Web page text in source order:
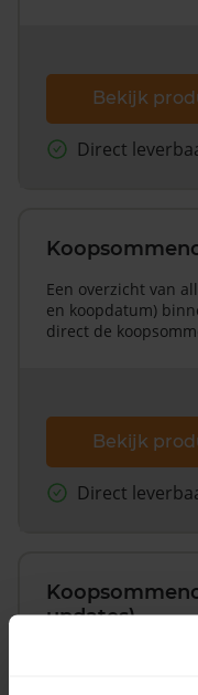
Bekijk
Direct
Een overzicht van
en koopdatum)
direct de
Bekijk
Direct
updates)